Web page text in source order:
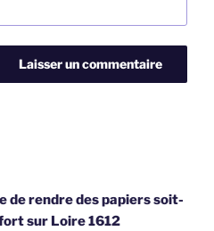
de rendre des papiers soit-
sur Loire 1612